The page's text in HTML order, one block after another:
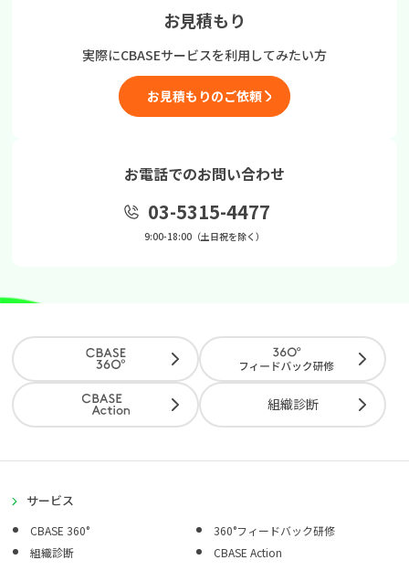
お見積もり
実際にCBASEサービスを利用してみたい方
お見積もりのご依頼
お電話でのお問い合わせ
03-5315-4477
9:00-18:00（土日祝を除く）
組織診断
サービス
CBASE 360°
360°フィードバック研修
組織診断
CBASE Action